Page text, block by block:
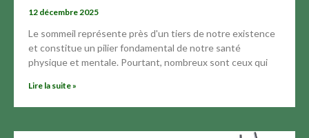
12 décembre 2025
Le sommeil représente près d'un tiers de notre existence
et constitue un pilier fondamental de notre santé
physique et mentale. Pourtant, nombreux sont ceux qui
Lire la suite »